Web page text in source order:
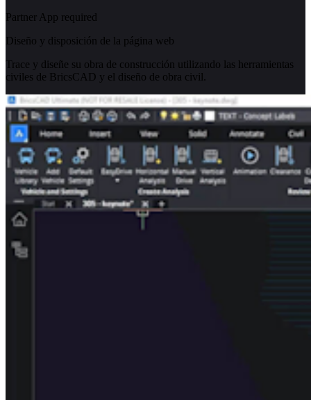
Partner App required
Diseño y disposición de la página web
Trace y diseñe su obra de construcción utilizando las herramientas
civiles de BricsCAD y el diseño de obra civil.